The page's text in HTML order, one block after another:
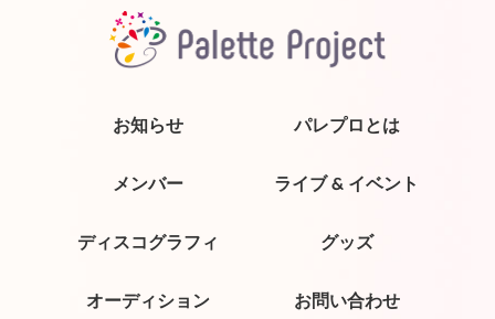
お知らせ パレプロとは
メンバー ライブ & イベント
ディスコグラフィ グッズ
オーディション お問い合わせ